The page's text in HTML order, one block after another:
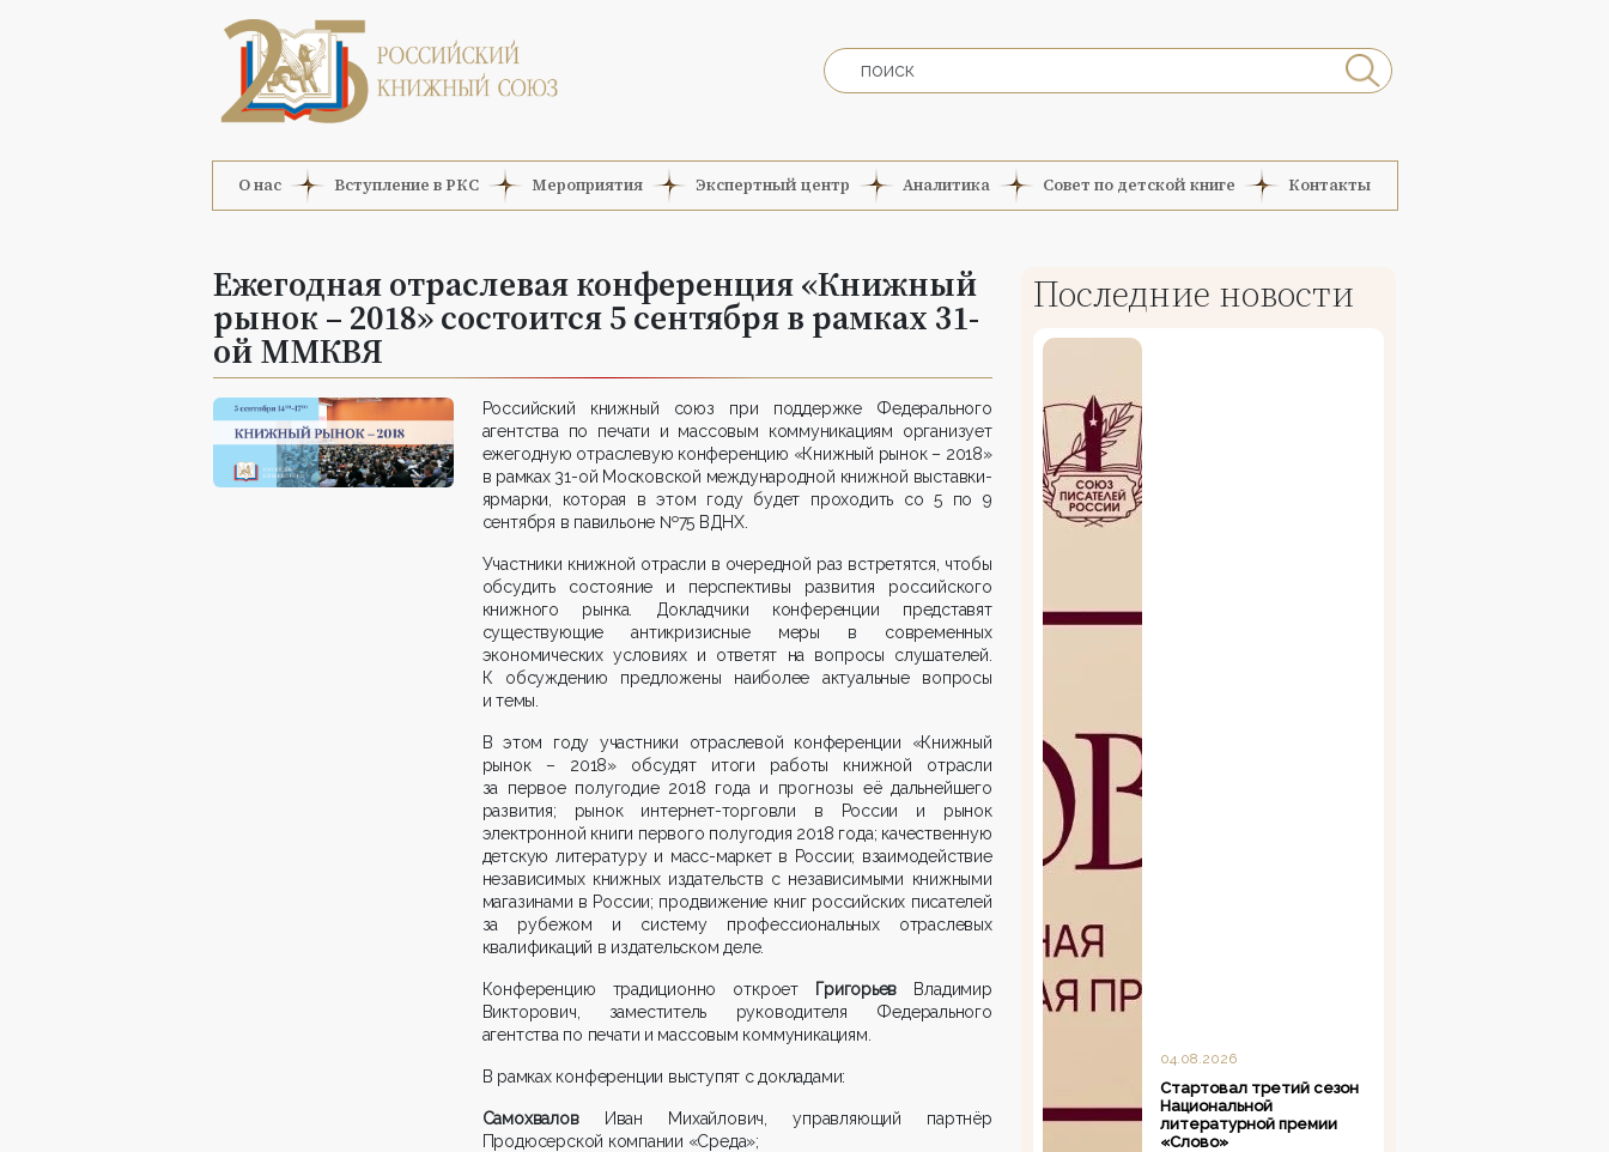
О нас Вступление в РКС Мероприятия Экспертный центр Аналитика Совет по детской книге Контакты
Ежегодная отраслевая конференция «Книжный
рынок – 2018» состоится 5 сентября в рамках 31-
ой ММКВЯ
Российский книжный союз при поддержке Федерального
агентства по печати и массовым коммуникациям организует
ежегодную отраслевую конференцию «Книжный рынок – 2018»
в рамках 31-ой Московской международной книжной выставки-
ярмарки, которая в этом году будет проходить со 5 по 9
сентября в павильоне №75 ВДНХ.
Участники книжной отрасли в очередной раз встретятся, чтобы
обсудить состояние и перспективы развития российского
книжного рынка. Докладчики конференции представят
существующие антикризисные меры в современных
экономических условиях и ответят на вопросы слушателей.
К обсуждению предложены наиболее актуальные вопросы
и темы.
В этом году участники отраслевой конференции «Книжный
рынок – 2018» обсудят итоги работы книжной отрасли
за первое полугодие 2018 года и прогнозы её дальнейшего
развития; рынок интернет-торговли в России и рынок
электронной книги первого полугодия 2018 года; качественную
детскую литературу и масс-маркет в России; взаимодействие
независимых книжных издательств с независимыми книжными
магазинами в России; продвижение книг российских писателей
за рубежом и систему профессиональных отраслевых
квалификаций в издательском деле.
Конференцию традиционно откроетГригорьев Владимир
Викторович, заместитель руководителя Федерального
агентства по печати и массовым коммуникациям.
В рамках конференции выступят с докладами:
Самохвалов Иван Михайлович, управляющий партнёр
Продюсерской компании «Среда»;
Последние новости
04.08.2026
Стартовал третий сезон
Национальной
литературной премии
«Слово»